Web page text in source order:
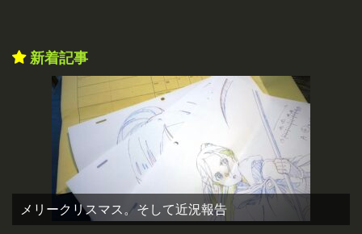
新着記事
メリークリスマス。そして近況報告